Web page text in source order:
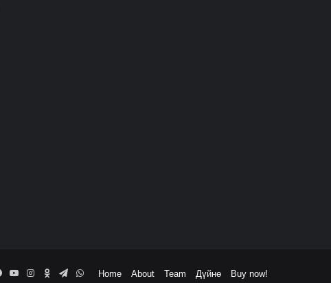
Home About Team Дүйнө Buy now!
FacebookYouTubeInstagram
Odnoklassniki
Telegram
WhatsApp